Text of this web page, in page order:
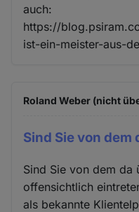
auch:
https://
ist-ein-meister-aus-
Roland Weber (nicht
Sind Sie von
Sind Sie von dem da
offensichtlich
als bekannte